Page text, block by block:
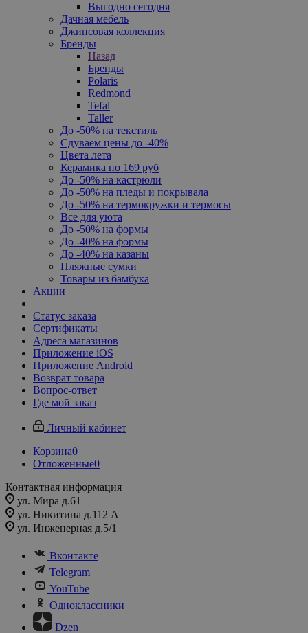
Выгодно сегодня
Дачная мебель
Джинсовая коллекция
Бренды
Назад
Бренды
Polaris
Redmond
Tefal
Taller
До -50% на текстиль
Сдуваем цены до -40%
Цвета лета
Керамика по 169 руб
До -50% на кастрюли
До -50% на пледы и покрывала
До -50% на термокружки и термосы
Все для уюта
До -50% на формы
До -40% на формы
До -40% на казаны
Пляжные сумки
Товары из бамбука
Акции
Статус заказа
Сертификаты
Адреса магазинов
Приложение iOS
Приложение Android
Возврат товара
Вопрос-ответ
Где мой заказ
Личный кабинет
Корзина0
Отложенные0
Контактная информация
ул. Мира д.61
ул. Никитина д.112 А
ул. Инженерная д.5/1
Вконтакте
Telegram
YouTube
Одноклассники
Dzen